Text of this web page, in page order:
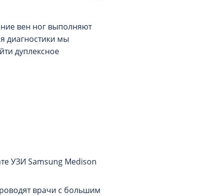
вен ног выполняют
диагностики мы
дуплексное
УЗИ Samsung Medison
врачи с большим